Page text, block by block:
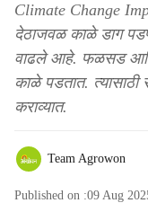
Climate Change
देठाजवळ काळे डाग
वाढले आहे. फळसड
काळे पडतात. त्यासाठी
कराव्यात.
Team Agrowon
Published on :09 Aug